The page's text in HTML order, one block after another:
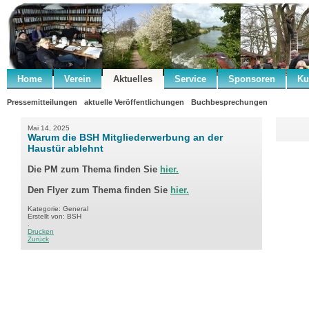
Home Verein Aktuelles Service Sponsoren
Pressemitteilungen aktuelle Veröffentlichungen Buchbesprechungen
Mai 14, 2025
Warum die BSH Mitgliederwerbung an der
Haustür ablehnt
Die PM zum Thema finden Sie hier.
Den Flyer zum Thema finden Sie hier.
Kategorie: General
Erstellt von: BSH
Drucken
Zurück